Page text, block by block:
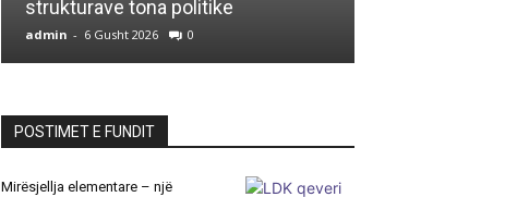
strukturave tona politike
admin - 6 Gusht 2026 0
POSTIMET E FUNDIT
Mirësjellja elementare – një